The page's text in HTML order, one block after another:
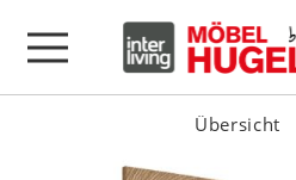
Übersicht